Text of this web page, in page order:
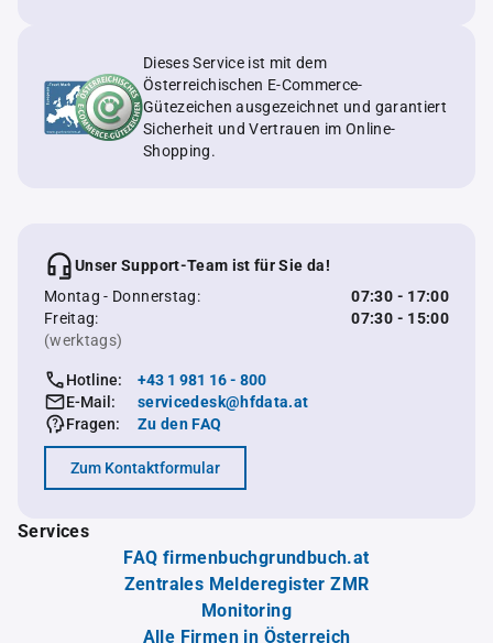
Dieses Service ist mit dem
Österreichischen E-Commerce-
Gütezeichen ausgezeichnet und garantiert
Sicherheit und Vertrauen im Online-
Shopping.
Unser Support-Team ist für Sie da!
Montag - Donnerstag:
07:30 - 17:00
Freitag:
07:30 - 15:00
(werktags)
Hotline:
+43 1 981 16 - 800
E-Mail:
servicedesk@hfdata.at
Fragen:
Zu den FAQ
Zum Kontaktformular
Services
FAQ firmenbuchgrundbuch.at
Zentrales Melderegister ZMR
Monitoring
Alle Firmen in Österreich